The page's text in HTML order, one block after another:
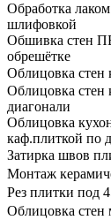
Обработка лаком
шлифовкой
Обшивка стен
обрешётке
Облицовка стен
Облицовка стен
диагонали
Облицовка
каф.плиткой по
Затирка швов
Монтаж
Рез плитки под
Облицовка стен